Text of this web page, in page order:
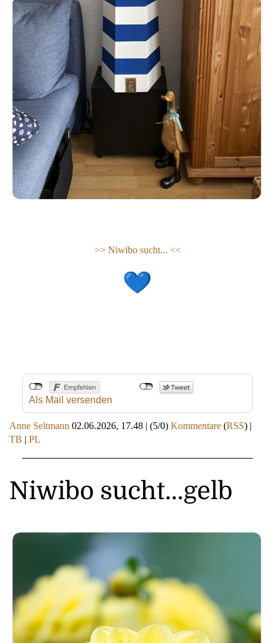
>> Niwibo sucht... <<
Als Mail versenden
Anne Seltmann 02.06.2026, 17.48 | (5/0) Kommentare (RSS) |
TB | PL
Niwibo sucht...gelb